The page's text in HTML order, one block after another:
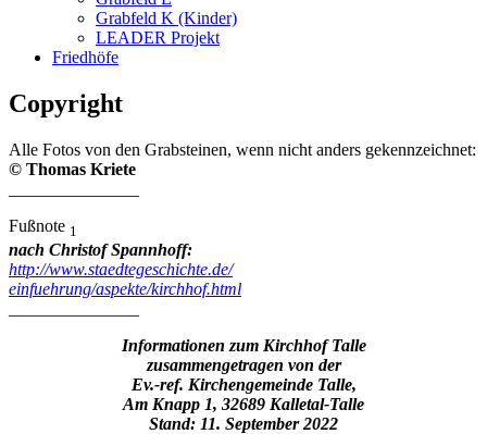
Grabfeld K (Kinder)
LEADER Projekt
Friedhöfe
Copyright
Alle Fotos von den Grabsteinen, wenn nicht anders gekennzeichnet:
© Thomas Kriete
Fußnote 1
nach Christof Spannhoff:
http://www.staedtegeschichte.de/
einfuehrung/aspekte/kirchhof.html
Informationen zum Kirchhof Talle
zusammengetragen von der
Ev.-ref. Kirchengemeinde Talle,
Am Knapp 1, 32689 Kalletal-Talle
Stand: 11. September 2022